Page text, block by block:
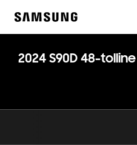
2024 S90D 48-tolline